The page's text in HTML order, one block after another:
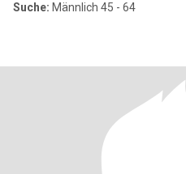
Suche: Männlich 45 - 64